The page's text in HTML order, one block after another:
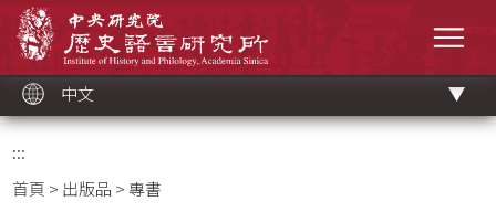
中文
:::
首頁 > 出版品 > 專書